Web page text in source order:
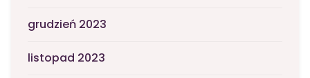
grudzień 2023
listopad 2023